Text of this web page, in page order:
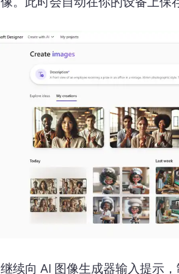
继续向 AI 图像生成器输入提示